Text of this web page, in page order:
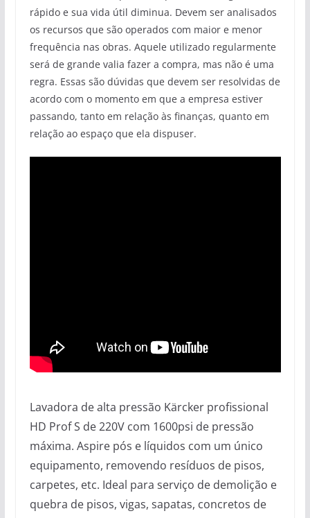
rápido e sua vida útil diminua. Devem ser analisados
os recursos que são operados com maior e menor
frequência nas obras. Aquele utilizado regularmente
será de grande valia fazer a compra, mas não é uma
regra. Essas são dúvidas que devem ser resolvidas de
acordo com o momento em que a empresa estiver
passando, tanto em relação às finanças, quanto em
relação ao espaço que ela dispuser.
Lavadora de alta pressão Kärcker profissional
HD Prof S de 220V com 1600psi de pressão
máxima. Aspire pós e líquidos com um único
equipamento, removendo resíduos de pisos,
carpetes, etc. Ideal para serviço de demolição e
quebra de pisos, vigas, sapatas, concretos de